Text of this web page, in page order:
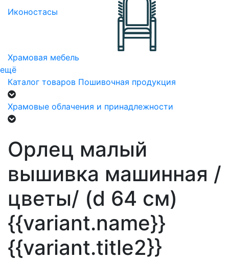
Иконостасы
Храмовая мебель
ещё
Каталог товаров Пошивочная продукция
Храмовые облачения и принадлежности
Орлец малый
вышивка машинная /
цветы/ (d 64 см)
{{variant.name}}
{{variant.title2}}